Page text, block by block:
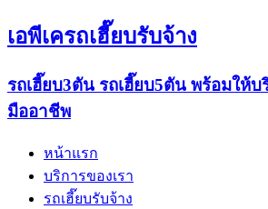
เอพีเครถเฮี๊ยบรับจ้าง
รถเฮี๊ยบ3ตัน รถเฮี๊ยบ5ตัน พร้อมให้
มืออาชีพ
หน้าแรก
บริการของเรา
รถเฮี๊ยบรับจ้าง